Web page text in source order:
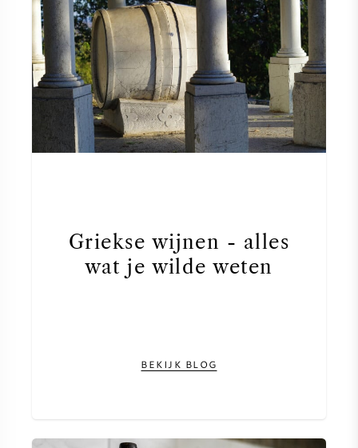
Griekse wijnen - alles
wat je wilde weten
BEKIJK BLOG